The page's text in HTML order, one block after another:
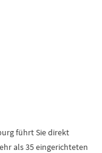
führt Sie direkt
als 35 eingerichteten